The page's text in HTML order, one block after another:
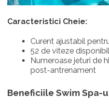
Caracteristici Cheie:
Curent ajustabil
52 de viteze
Numeroase jeturi de
post-antrenament
Beneficiile Swim Spa-